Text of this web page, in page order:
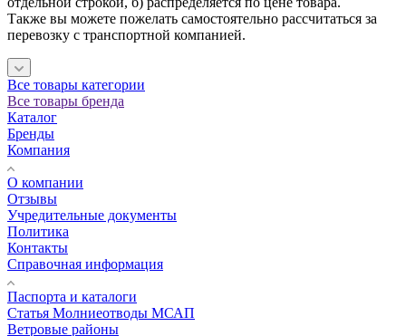
Также вы можете пожелать самостоятельно рассчитаться за
перевозку с транспортной компанией.
Все товары категории
Все товары бренда
Каталог
Бренды
Компания
О компании
Отзывы
Учредительные документы
Политика
Контакты
Справочная информация
Паспорта и каталоги
Статья Молниеотводы МСАП
Ветровые районы